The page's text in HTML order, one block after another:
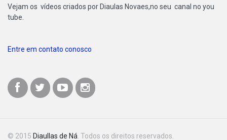
Vejam os vídeos criados por Diaulas Novaes,no seu canal no you
tube.
Entre em contato conosco
© 2015 Diaullas de Ná . Todos os direitos reservados.